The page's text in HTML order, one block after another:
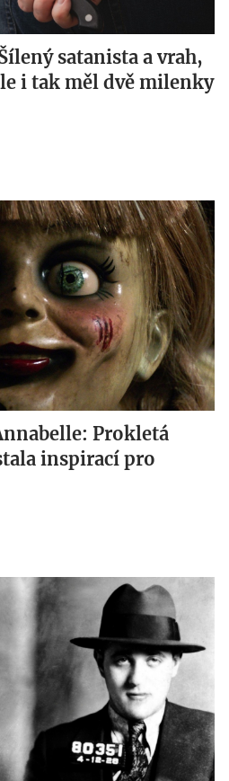
satanista a vrah,
i tak měl dvě milenky
Prokletá
inspirací pro